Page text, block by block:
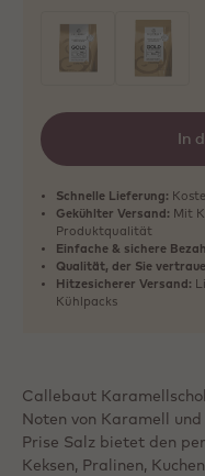
In
Schnelle Lieferung:
Gekühlter Versand: Mit
Produktqualität
Einfache & sichere
Qualität, der Sie
Hitzesicherer Versand:
Kühlpacks
Callebaut
Noten von Karamell
Prise Salz bietet den
Keksen, Pralinen,